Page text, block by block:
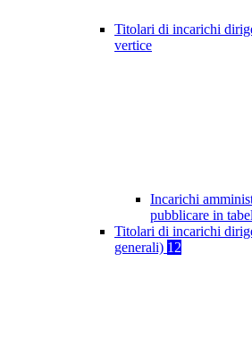
Titolari di incarichi
vertice
Incarichi
pubblicare in
Titolari di incarichi
generali) 12